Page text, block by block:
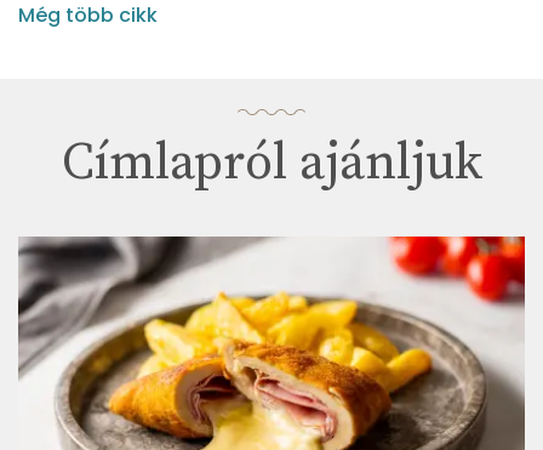
Még több cikk
Címlapról ajánljuk